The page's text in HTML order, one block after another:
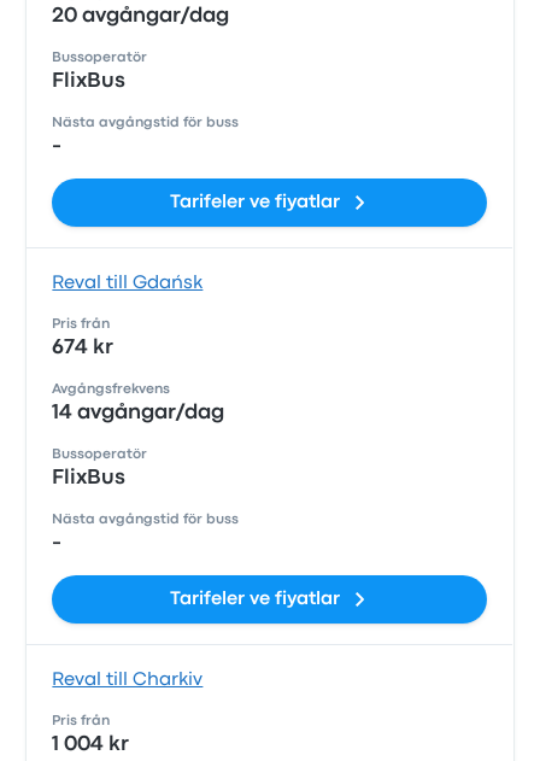
20 avgångar/dag
Bussoperatör
FlixBus
Nästa avgångstid för buss
-
Tarifeler ve fiyatlar
Reval till Gdańsk
Pris från
674 kr
Avgångsfrekvens
14 avgångar/dag
Bussoperatör
FlixBus
Nästa avgångstid för buss
-
Tarifeler ve fiyatlar
Reval till Charkiv
Pris från
1 004 kr